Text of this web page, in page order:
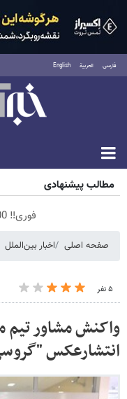
فارسی العربية English
جمعه ۱۶ مرداد ۱۴۰۵
مطالب پیشنهادی
فوری‼️ 100 میلیون وام آنی خرید طلا
صفحه اصلی اخبار بین‌الملل
۵ نفر
واکنش مشاور تیم
انتشارعکس